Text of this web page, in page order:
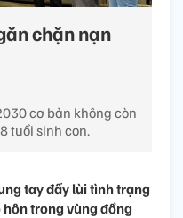
chặn nạn
cơ bản không còn
tuổi sinh con.
tay đẩy lùi tình trạng
hôn trong vùng đồng